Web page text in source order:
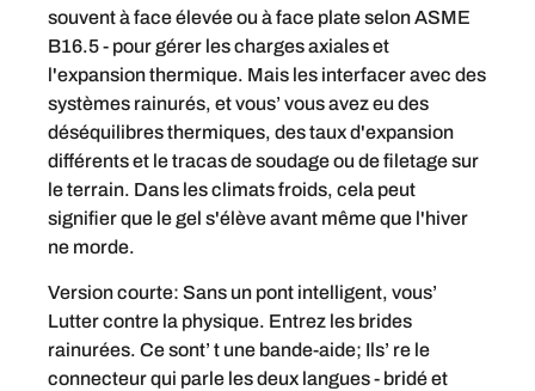
souvent à face élevée ou à face plate selon ASME
B16.5 - pour gérer les charges axiales et
l'expansion thermique. Mais les interfacer avec des
systèmes rainurés, et vous’ vous avez eu des
déséquilibres thermiques, des taux d'expansion
différents et le tracas de soudage ou de filetage sur
le terrain. Dans les climats froids, cela peut
signifier que le gel s'élève avant même que l'hiver
ne morde.
Version courte: Sans un pont intelligent, vous’
Lutter contre la physique. Entrez les brides
rainurées. Ce sont’ t une bande-aide; Ils’ re le
connecteur qui parle les deux langues - bridé et